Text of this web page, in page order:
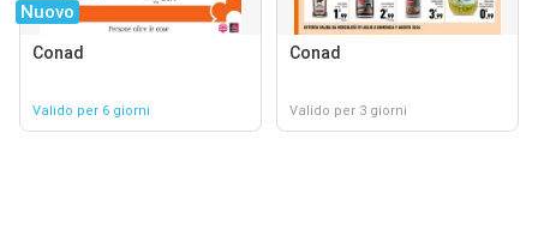
Nuovo
Conad
Valido per 6 giorni
Conad
Valido per 3 giorni